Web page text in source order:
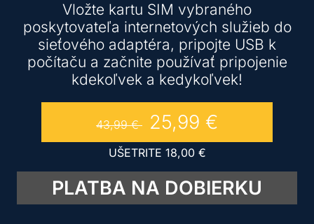
Vložte kartu SIM vybraného
poskytovateľa internetových služieb do
sieťového adaptéra, pripojte USB k
počítaču a začnite používať pripojenie
kdekoľvek a kedykoľvek!
43,99€ 25,99 €
UŠETRITE 18,00 €
PLATBA NA DOBIERKU